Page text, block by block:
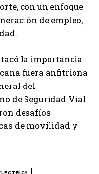
con un enfoque
de empleo,
la importancia
fuera anfitriona
del
de Seguridad Vial
desafíos
de movilidad y